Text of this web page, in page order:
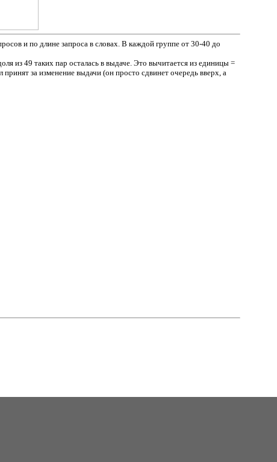
и по длине запроса в словах. В каждой группе от 30-40 до
из 49 таких пар осталась в выдаче. Это вычитается из единицы =
за изменение выдачи (он просто сдвинет очередь вверх, а